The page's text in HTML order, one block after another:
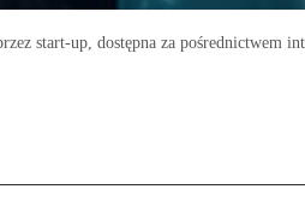
start-up, dostępna za pośrednictwem